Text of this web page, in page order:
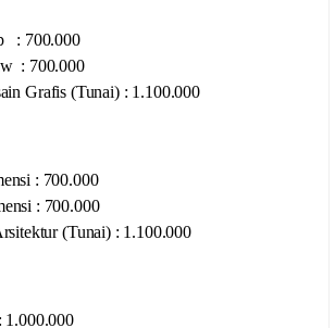
: 700.000
: 700.000
Grafis (Tunai) : 1.100.000
: 700.000
: 700.000
(Tunai) : 1.100.000
1.000.000